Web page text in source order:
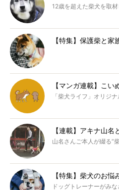
12歳を超えた柴犬を取材
【特集】保護柴と家
【マンガ連載】こい
「柴犬ライフ」オリジナ
【連載】アキナ山名
山名さんご本人が綴る“
【特集】柴犬のお悩
ドッグトレーナーがみ